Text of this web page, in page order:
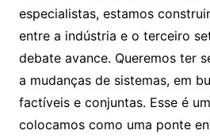
especialistas, estamos
entre a indústria e o terceiro
debate avance. Queremos ter
a mudanças de sistemas, em
factíveis e conjuntas. Esse é
colocamos como uma ponte